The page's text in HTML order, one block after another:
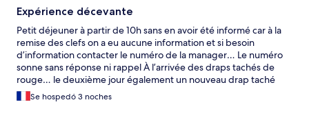
Expérience décevante
Petit déjeuner à partir de 10h sans en avoir été informé car à la
remise des clefs on a eu aucune information et si besoin
d’information contacter le numéro de la manager… Le numéro
sonne sans réponse ni rappel À l’arrivée des draps tachés de
rouge… le deuxième jour également un nouveau drap taché
Revoir certainement le circuit d’entretien du linge car il y a un
sérieux manquement à l’hygiène Pareil pour le ménage de la
Se hospedó 3 noches